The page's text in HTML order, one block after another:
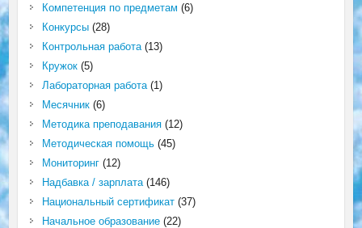
Компетенция по предметам (6)
Конкурсы(28)
Контрольная работа(13)
Кружок(5)
Лабораторная работа(1)
Месячник(6)
Методика преподавания(12)
Методическая помощь(45)
Мониторинг(12)
Надбавка / зарплата(146)
Национальный сертификат(37)
Начальное образование(22)